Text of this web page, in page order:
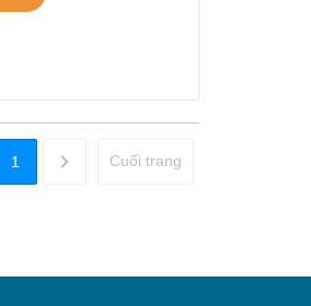
1 Cuối trang